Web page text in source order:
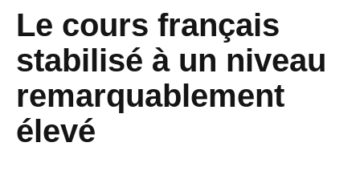
Le cours français
stabilisé à un niveau
remarquablement
élevé